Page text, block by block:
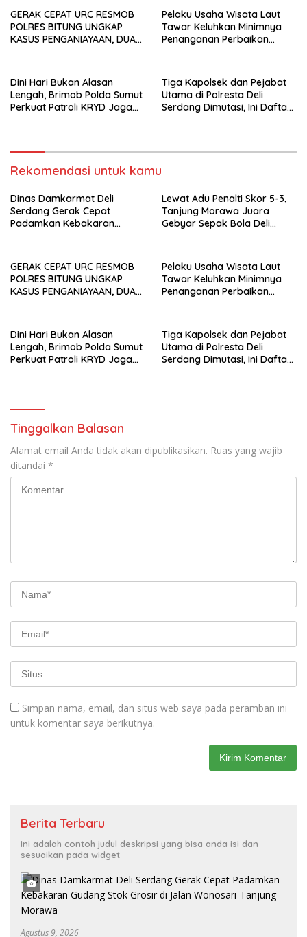
GERAK CEPAT URC RESMOB
POLRES BITUNG UNGKAP
KASUS PENGANIAYAAN, DUA
Pelaku Usaha Wisata Laut
Tawar Keluhkan Minimnya
Penanganan Perbaikan
Dini Hari Bukan Alasan
Lengah, Brimob Polda Sumut
Perkuat Patroli KRYD Jaga
Tiga Kapolsek dan Pejabat
Utama di Polresta Deli
Serdang Dimutasi, Ini Daftar
Rekomendasi untuk kamu
Dinas Damkarmat Deli
Serdang Gerak Cepat
Padamkan Kebakaran
Lewat Adu Penalti Skor 5-3,
Tanjung Morawa Juara
Gebyar Sepak Bola Deli
GERAK CEPAT URC RESMOB
POLRES BITUNG UNGKAP
KASUS PENGANIAYAAN, DUA
Pelaku Usaha Wisata Laut
Tawar Keluhkan Minimnya
Penanganan Perbaikan
Dini Hari Bukan Alasan
Lengah, Brimob Polda Sumut
Perkuat Patroli KRYD Jaga
Tiga Kapolsek dan Pejabat
Utama di Polresta Deli
Serdang Dimutasi, Ini Daftar
Tinggalkan Balasan
Alamat email Anda tidak akan dipublikasikan. Ruas yang wajib
ditandai *
Simpan nama, email, dan situs web saya pada peramban ini
untuk komentar saya berikutnya.
Berita Terbaru
Ini adalah contoh judul deskripsi yang bisa anda isi dan
sesuaikan pada widget
Agustus 9, 2026